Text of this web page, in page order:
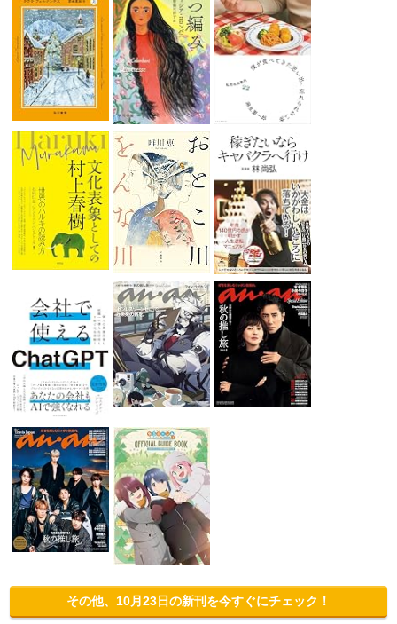
その他、10月23日の新刊を今すぐにチェック！